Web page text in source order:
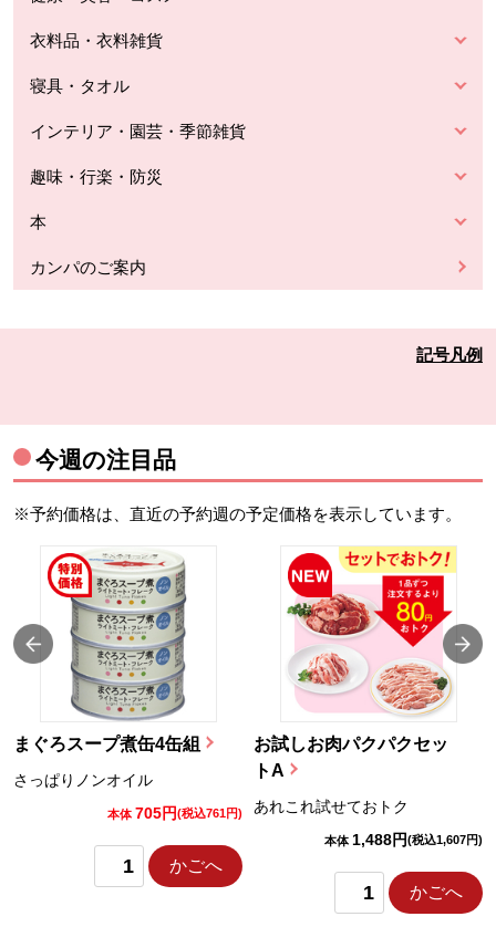
衣料品・衣料雑貨
寝具・タオル
インテリア・園芸・季節雑貨
趣味・行楽・防災
本
カンパのご案内
記号凡例
今週の注目品
※予約価格は、直近の予約週の予定価格を表示しています。
まぐろスープ煮缶4缶組
さっぱりノンオイル
本体 705円(税込761円)
かごへ
お試しお肉パクパクセッ
トA
あれこれ試せておトク
本体 1,488円(税込1,607円)
かごへ